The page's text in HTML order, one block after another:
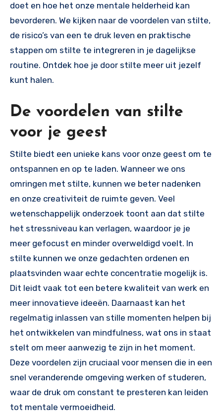
doet en hoe het onze mentale helderheid kan
bevorderen. We kijken naar de voordelen van stilte,
de risico’s van een te druk leven en praktische
stappen om stilte te integreren in je dagelijkse
routine. Ontdek hoe je door stilte meer uit jezelf
kunt halen.
De voordelen van stilte
voor je geest
Stilte biedt een unieke kans voor onze geest om te
ontspannen en op te laden. Wanneer we ons
omringen met stilte, kunnen we beter nadenken
en onze creativiteit de ruimte geven. Veel
wetenschappelijk onderzoek toont aan dat stilte
het stressniveau kan verlagen, waardoor je je
meer gefocust en minder overweldigd voelt. In
stilte kunnen we onze gedachten ordenen en
plaatsvinden waar echte concentratie mogelijk is.
Dit leidt vaak tot een betere kwaliteit van werk en
meer innovatieve ideeën. Daarnaast kan het
regelmatig inlassen van stille momenten helpen bij
het ontwikkelen van mindfulness, wat ons in staat
stelt om meer aanwezig te zijn in het moment.
Deze voordelen zijn cruciaal voor mensen die in een
snel veranderende omgeving werken of studeren,
waar de druk om constant te presteren kan leiden
tot mentale vermoeidheid.